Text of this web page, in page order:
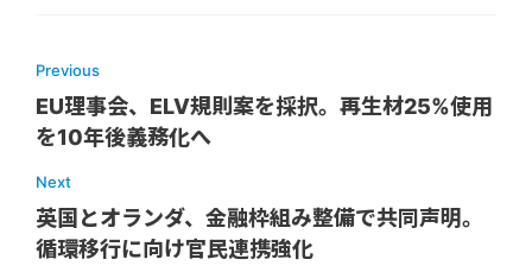
Previous
EU理事会、ELV規則案を採択。再生材25%使用
を10年後義務化へ
Next
英国とオランダ、金融枠組み整備で共同声明。
循環移行に向け官民連携強化